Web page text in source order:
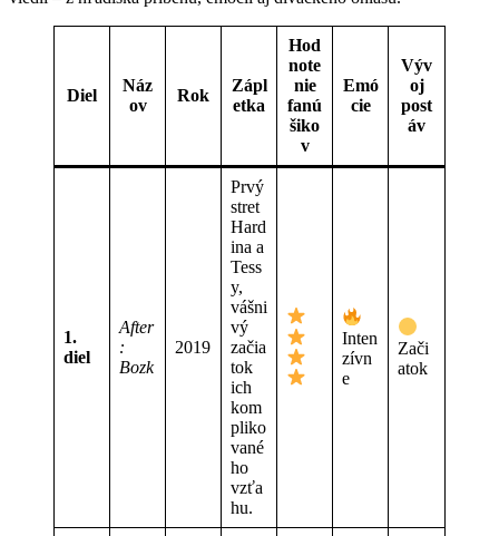
Diel
Náz
ov
Rok
Zápl
etka
Hod
note
nie
fanú
šiko
v
Emó
cie
Výv
oj
post
áv
1.
diel
After
:
Bozk
2019
Prvý
stret
Hard
ina a
Tess
y,
vášni
vý
začia
tok
ich
kom
pliko
vané
ho
vzťa
hu.
Inten
zívn
e
Zači
atok